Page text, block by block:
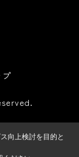
向上検討を目的と